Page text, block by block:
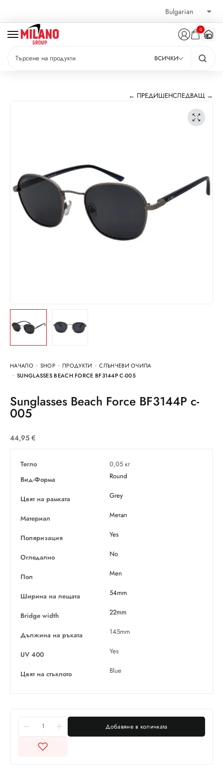
0
ВСИЧКИ
← ПРЕДИШЕНСЛЕДВАЩ →
НАЧАЛО SHOP ПРОДУКТИ
СЛЪНЧЕВИ ОЧИЛА
SUNGLASSES BEACH FORCE BF3144P C-005
Sunglasses Beach Force BF3144P c-
005
44,95 €
Тегло
0,05 кг
Вид-Форма
Round
Цвят на рамката Grey
Материал Метал
Поляризация Yes
Огледално No
Пол Men
Ширина на лещата 54mm
Bridge width 22mm
Дължина на ръката 145mm
UV 400 Yes
Цвят на стъклото Blue
Добавяне в количката